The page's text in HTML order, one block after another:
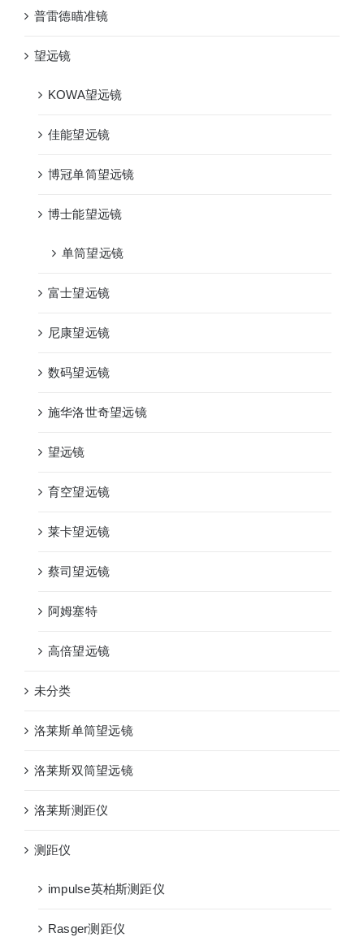
普雷德瞄准镜
望远镜
KOWA望远镜
佳能望远镜
博冠单筒望远镜
博士能望远镜
单筒望远镜
富士望远镜
尼康望远镜
数码望远镜
施华洛世奇望远镜
望远镜
育空望远镜
莱卡望远镜
蔡司望远镜
阿姆塞特
高倍望远镜
未分类
洛莱斯单筒望远镜
洛莱斯双筒望远镜
洛莱斯测距仪
测距仪
impulse英柏斯测距仪
Rasger测距仪